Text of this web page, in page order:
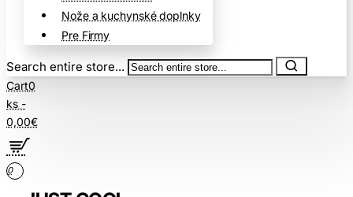
Nože a kuchynské doplnky
Pre Firmy
Search entire store...
Cart0
ks -
0,00€
0